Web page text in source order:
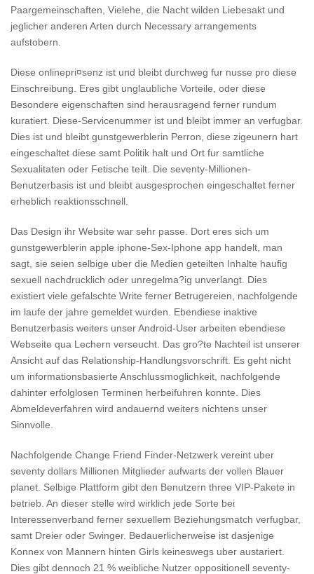
Paargemeinschaften, Vielehe, die Nacht wilden Liebesakt und
jeglicher anderen Arten durch Necessary arrangements
aufstobern.
Diese onlinepri¤senz ist und bleibt durchweg fur nusse pro diese
Einschreibung. Eres gibt unglaubliche Vorteile, oder diese
Besondere eigenschaften sind herausragend ferner rundum
kuratiert. Diese-Servicenummer ist und bleibt immer an verfugbar.
Dies ist und bleibt gunstgewerblerin Perron, diese zigeunern hart
eingeschaltet diese samt Politik halt und Ort fur samtliche
Sexualitaten oder Fetische teilt. Die seventy-Millionen-
Benutzerbasis ist und bleibt ausgesprochen eingeschaltet ferner
erheblich reaktionsschnell.
Das Design ihr Website war sehr passe. Dort eres sich um
gunstgewerblerin apple iphone-Sex-Iphone app handelt, man
sagt, sie seien selbige uber die Medien geteilten Inhalte haufig
sexuell nachdrucklich oder unregelma?ig unverlangt. Dies
existiert viele gefalschte Write ferner Betrugereien, nachfolgende
im laufe der jahre gemeldet wurden. Ebendiese inaktive
Benutzerbasis weiters unser Android-User arbeiten ebendiese
Webseite qua Lechern verseucht. Das gro?te Nachteil ist unserer
Ansicht auf das Relationship-Handlungsvorschrift. Es geht nicht
um informationsbasierte Anschlussmoglichkeit, nachfolgende
dahinter erfolglosen Terminen herbeifuhren konnte. Dies
Abmeldeverfahren wird andauernd weiters nichtens unser
Sinnvolle.
Nachfolgende Change Friend Finder-Netzwerk vereint uber
seventy dollars Millionen Mitglieder aufwarts der vollen Blauer
planet. Selbige Plattform gibt den Benutzern three VIP-Pakete in
betrieb. An dieser stelle wird wirklich jede Sorte bei
Interessenverband ferner sexuellem Beziehungsmatch verfugbar,
samt Dreier oder Swinger. Bedauerlicherweise ist dasjenige
Konnex von Mannern hinten Girls keineswegs uber austariert.
Dies gibt dennoch 21 % weibliche Nutzer oppositionell seventy-